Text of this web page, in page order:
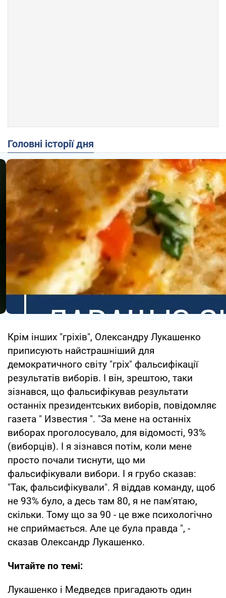
Головні історії дня
Крім інших "гріхів", Олександру Лукашенко
приписують найстрашніший для
демократичного світу "гріх" фальсифікації
результатів виборів. І він, зрештою, таки
зізнався, що фальсифікував результати
останніх президентських виборів, повідомляє
газета " Известия ". "За мене на останніх
виборах проголосувало, для відомості, 93%
(виборців). І я зізнався потім, коли мене
просто почали тиснути, що ми
фальсифікували вибори. І я грубо сказав:
"Так, фальсифікували". Я віддав команду, щоб
не 93% було, а десь там 80, я не пам'ятаю,
скільки. Тому що за 90 - це вже психологічно
не сприймається. Але це була правда ", -
сказав Олександр Лукашенко.
Читайте по темі:
Лукашенко і Медведєв пригадають один